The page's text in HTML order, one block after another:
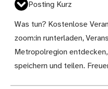
Posting Kurz
Was tun? Kostenlose
zoom:in runterladen,
Metropolregion
speichern und teilen.